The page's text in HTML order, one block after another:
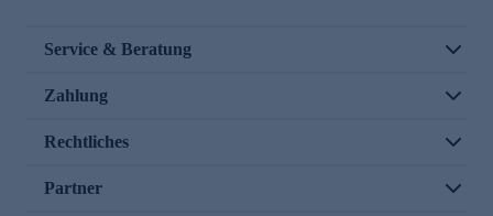
Service & Beratung
Zahlung
Rechtliches
Partner